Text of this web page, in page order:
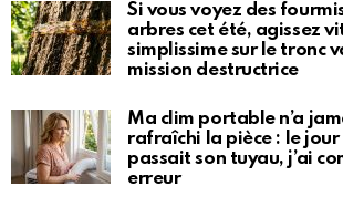
Si vous voyez des
arbres cet été, agissez
simplissime sur le tronc
mission destructrice
Ma clim portable n’a
rafraîchi la pièce : le jour
passait son tuyau, j’ai
erreur